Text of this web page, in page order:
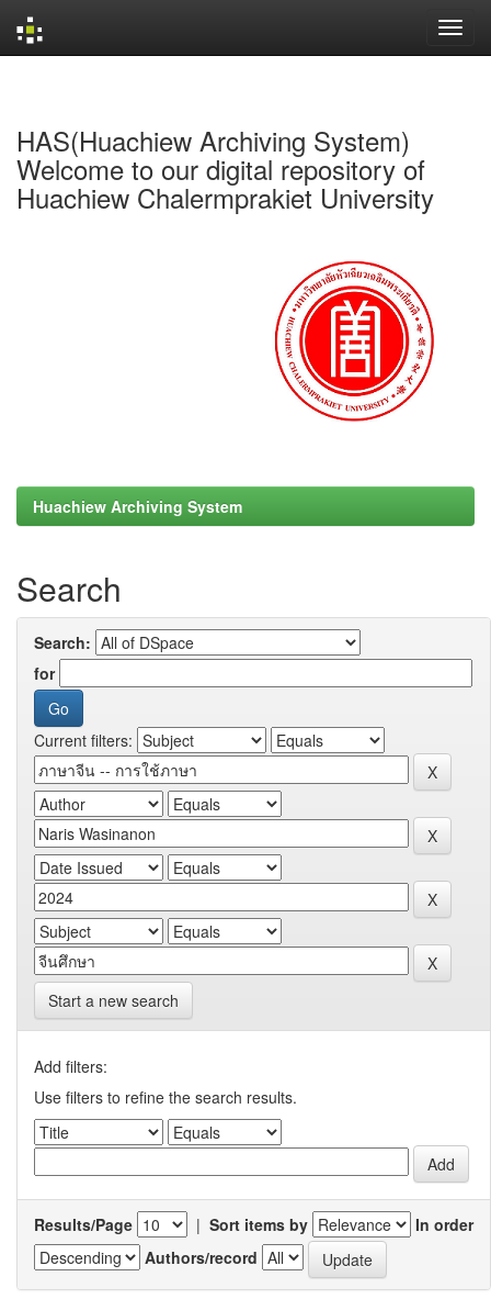
HAS(Huachiew Archiving System)
Welcome to our digital repository of
Huachiew Chalermprakiet University
Huachiew Archiving System
Search
Search:
for
Current filters:
Start a new search
Add filters:
Use filters to refine the search results.
Results/Page | Sort items by
In order
Authors/record